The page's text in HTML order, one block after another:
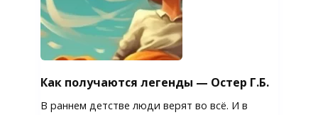
Как получаются легенды — Остер Г.Б.
В раннем детстве люди верят во всё. И в